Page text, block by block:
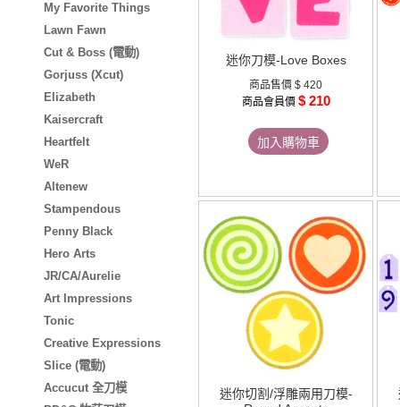
My Favorite Things
Lawn Fawn
Cut & Boss (電動)
Gorjuss (Xcut)
Elizabeth
Kaisercraft
Heartfelt
WeR
Altenew
Stampendous
Penny Black
Hero Arts
JR/CA/Aurelie
Art Impressions
Tonic
Creative Expressions
Slice (電動)
Accucut 全刀模
迷你刀模-Love Boxes
商品售價 $ 420
商品會員價 $ 210
加入購物車
迷你切割/浮雕兩用刀模-